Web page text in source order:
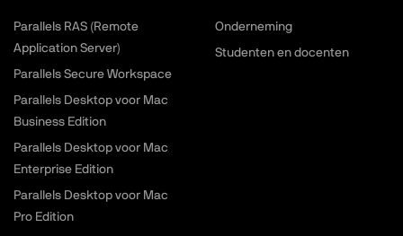
Parallels RAS (Remote
Application Server)
Parallels Secure Workspace
Parallels Desktop voor Mac
Business Edition
Parallels Desktop voor Mac
Enterprise Edition
Parallels Desktop voor Mac
Pro Edition
Onderneming
Studenten en docenten